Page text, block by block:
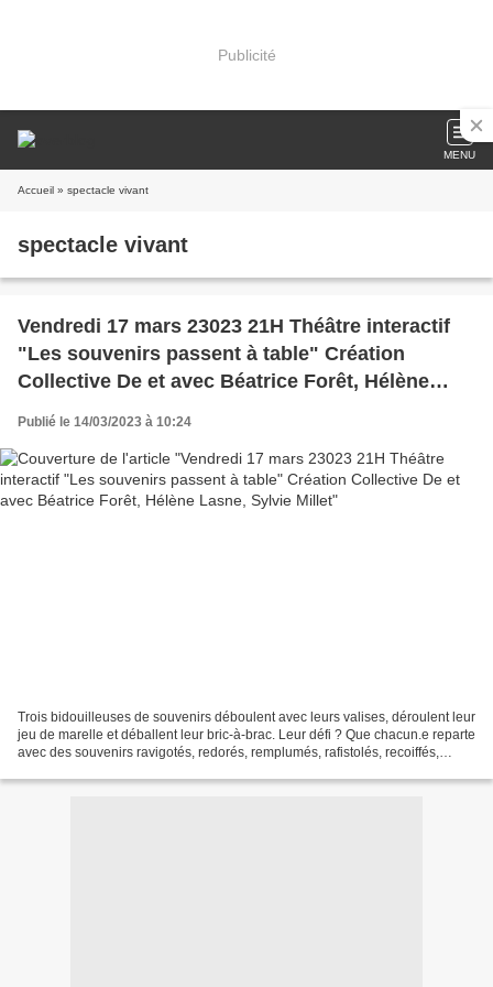
Publicité
MENU
Accueil » spectacle vivant
spectacle vivant
Vendredi 17 mars 23023 21H Théâtre interactif
"Les souvenirs passent à table" Création
Collective De et avec Béatrice Forêt, Hélène
Lasne, Sylvie Millet
Publié le 14/03/2023 à 10:24
Trois bidouilleuses de souvenirs déboulent avec leurs valises, déroulent leur
jeu de marelle et déballent leur bric-à-brac. Leur défi ? Que chacun.e reparte
avec des souvenirs ravigotés, redorés, remplumés, rafistolés, recoiffés,